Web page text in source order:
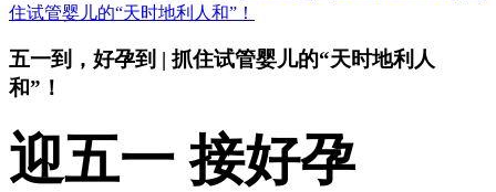
住试管婴儿的“天时地利人和”！
五一到，好孕到 | 抓住试管婴儿的“天时地利人
和”！
迎五一接好孕